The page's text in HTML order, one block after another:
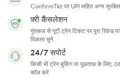
ConfirmTkt पर UPI सहित अन्य
फ़्री कैंसलेशन
गुंतकल से गूटी ट्रेन टिकट पर पूरा रिफ़ंड
विकल्प चुनें
24/7 सपोर्ट
किसी भी ट्रेन बुकिंग या पूछताछ के लिए,
कॉल करें